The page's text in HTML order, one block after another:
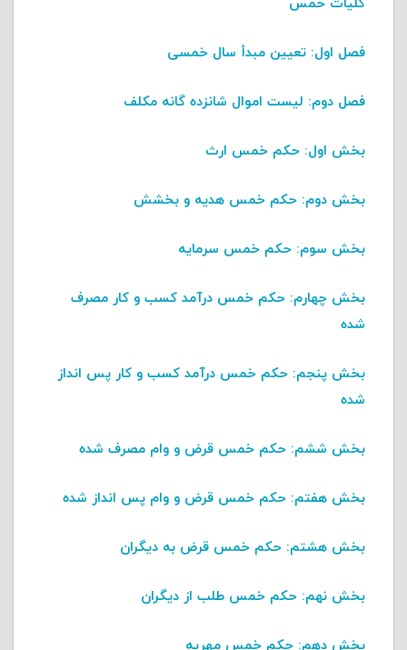
کلیات خمس
فصل اول: تعیین مبدأ سال خمسی
فصل دوم: لیست اموال شانزده گانه مکلف
بخش اول:حکم خمس ارث
بخش دوم:حکم خمس هدیه و بخشش
بخش سوم:حکم خمس سرمایه
بخش چهارم:حکم خمس درآمد کسب و کار مصرف
شده
بخش پنجم: حکم خمس درآمد کسب و کار پس انداز
شده
بخش ششم: حکم خمس قرض و وام مصرف شده
بخش هفتم: حکم خمس قرض و وام پس انداز شده
بخش هشتم: حکم خمس قرض به دیگران
بخش نهم: حکم خمس طلب از دیگران